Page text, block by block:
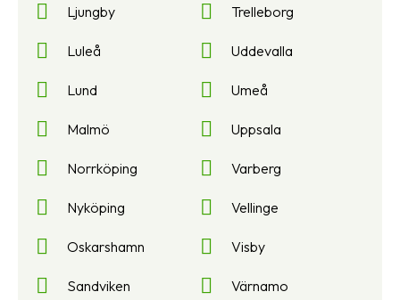
Ljungby
Luleå
Lund
Malmö
Norrköping
Nyköping
Oskarshamn
Sandviken
Trelleborg
Uddevalla
Umeå
Uppsala
Varberg
Vellinge
Visby
Värnamo